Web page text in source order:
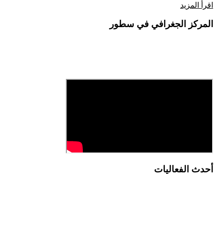
اقرأ المزيد
المركز الجغرافي في سطور
أحدث الفعاليات